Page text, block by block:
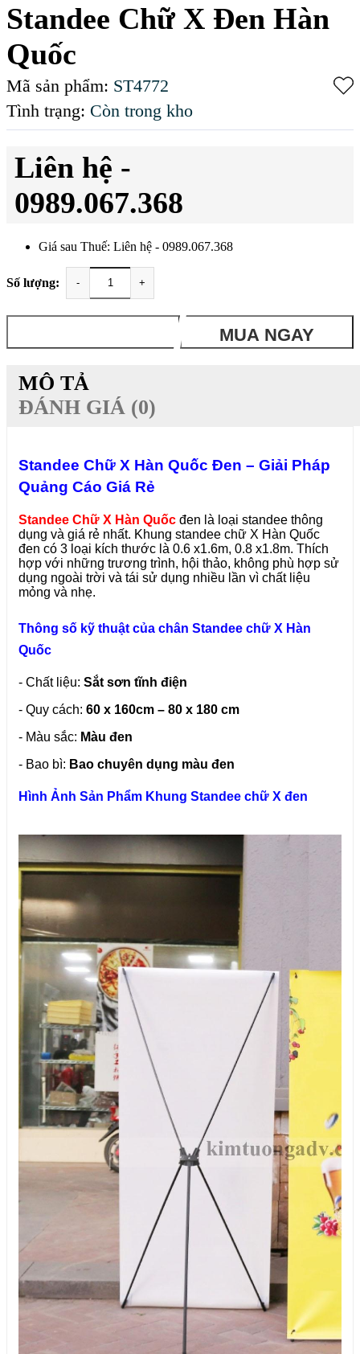
Standee Chữ X Đen Hàn
Quốc
Mã sản phẩm: ST4772
Tình trạng: Còn trong kho
Liên hệ -
0989.067.368
Giá sau Thuế: Liên hệ - 0989.067.368
Số lượng: - +
MUA NGAY
MÔ TẢ
ĐÁNH GIÁ (0)
Standee Chữ X Hàn Quốc Đen – Giải Pháp
Quảng Cáo Giá Rẻ
Standee Chữ X Hàn Quốc đen là loại standee thông
dụng và giá rẻ nhất. Khung standee chữ X Hàn Quốc
đen có 3 loại kích thước là 0.6 x1.6m, 0.8 x1.8m. Thích
hợp với những trương trình, hội thảo, không phù hợp sử
dụng ngoài trời và tái sử dụng nhiều lần vì chất liệu
mỏng và nhẹ.
Thông số kỹ thuật của chân Standee chữ X Hàn
Quốc
- Chất liệu: Sắt sơn tĩnh điện
- Quy cách: 60 x 160cm – 80 x 180 cm
- Màu sắc: Màu đen
- Bao bì: Bao chuyên dụng màu đen
Hình Ảnh Sản Phẩm Khung Standee chữ X đen